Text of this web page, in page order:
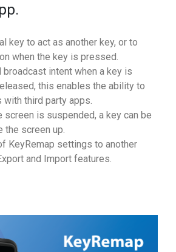
key to act as another key, or to
when the key is pressed.
broadcast intent when a key is
this enables the ability to
third party apps.
screen is suspended, a key can be
the screen up.
KeyRemap settings to another
and Import features.